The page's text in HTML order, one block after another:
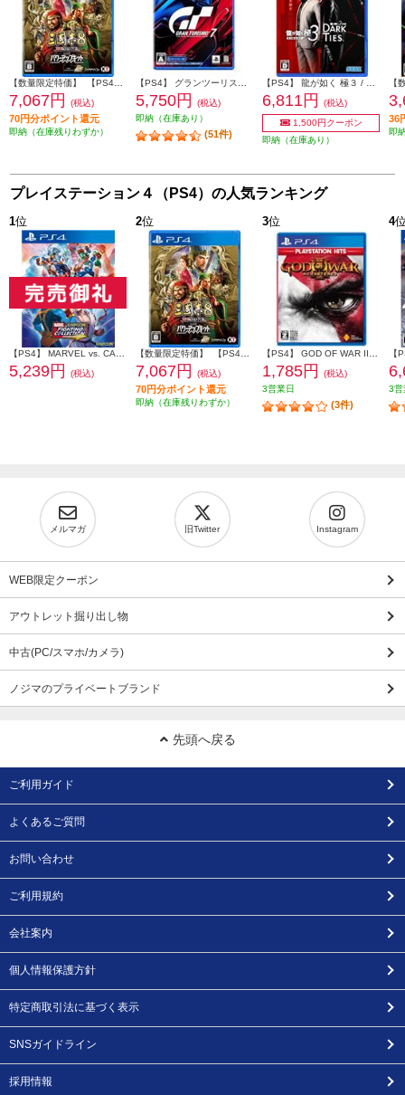
【数量限定特価】 【PS4】 三國志8 REMAKE with パワーアップキット 通常版
7,067円 (税込)
70円分ポイント還元
即納（在庫残りわずか）
【PS4】 グランツーリスモ７
5,750円
(税込)
即納（在庫あり）
(51件)
【PS4】 龍が如く 極３ / 龍が如く３外伝 Dark Ties
6,811円
(税込)
1,500円クーポン
即納（在庫あり）
36
即
プレイステーション４（PS4）の人気ランキング
1位
【PS4】 MARVEL vs. CAPCOM ファイティングコレクション アーケードクラシックス
5,239円 (税込)
2位
【数量限定特価】 【PS4】 三國志8 REMAKE with パワーアップキット 通常版
7,067円 (税込)
70円分ポイント還元
即納（在庫残りわずか）
3位
【PS4】 GOD OF WAR III Remastered PlayStation Hits (ゴッド オブ ウォー)
1,785円
(税込)
3営業日
(3件)
4
3営
メルマガ 旧Twitter Instagram
WEB限定クーポン
アウトレット掘り出し物
中古(PC/スマホ/カメラ)
ノジマのプライベートブランド
先頭へ戻る
ご利用ガイド
よくあるご質問
お問い合わせ
ご利用規約
会社案内
個人情報保護方針
特定商取引法に基づく表示
SNSガイドライン
採用情報